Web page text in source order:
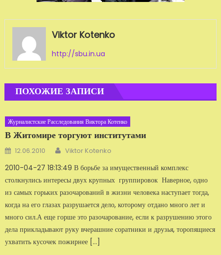
Viktor Kotenko
http://sbu.in.ua
ПОХОЖИЕ ЗАПИСИ
Журналистские Расследования Виктора Котенко
В Житомире торгуют институтами
Добавлено
12.06.2010 Автор
Viktor Kotenko
2010-04-27 18:13:49 В борьбе за имущественный комплекс
столкнулись интересы двух крупных группировок Наверное, одно
из самых горьких разочарований в жизни человека наступает тогда,
когда на его глазах разрушается дело, которому отдано много лет и
много сил.А еще горше это разочарование, если к разру­шению этого
дела прикладывают руку вчерашние соратники и друзья, то­ропящиеся
ухватить кусочек пожирнее […]